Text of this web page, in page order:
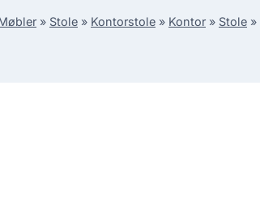
» Stole » Kontorstole » Kontor » Stole »